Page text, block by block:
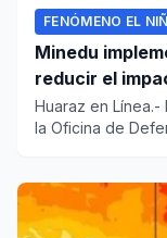
FENÓMENO EL
Minedu
reducir el
escolares del
Huaraz en
la Oficina de